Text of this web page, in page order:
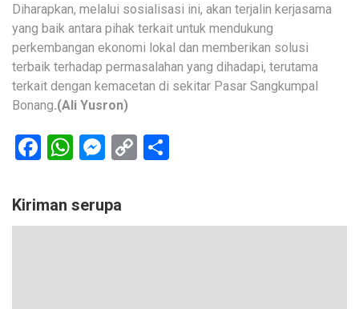
Diharapkan, melalui sosialisasi ini, akan terjalin kerjasama
yang baik antara pihak terkait untuk mendukung
perkembangan ekonomi lokal dan memberikan solusi
terbaik terhadap permasalahan yang dihadapi, terutama
terkait dengan kemacetan di sekitar Pasar Sangkumpal
Bonang.(Ali Yusron)
Facebook
WhatsApp
Messenger
Copy
Kiriman serupa